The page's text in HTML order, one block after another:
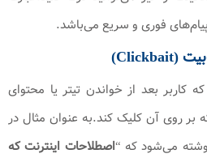
فوری و سریع می‌باشد.
بعد از خواندن تیتر یا محتوای
روی آن کلیک کند.به عنوان مثال در
می‌شود که “اصطلاحات اینترنت که